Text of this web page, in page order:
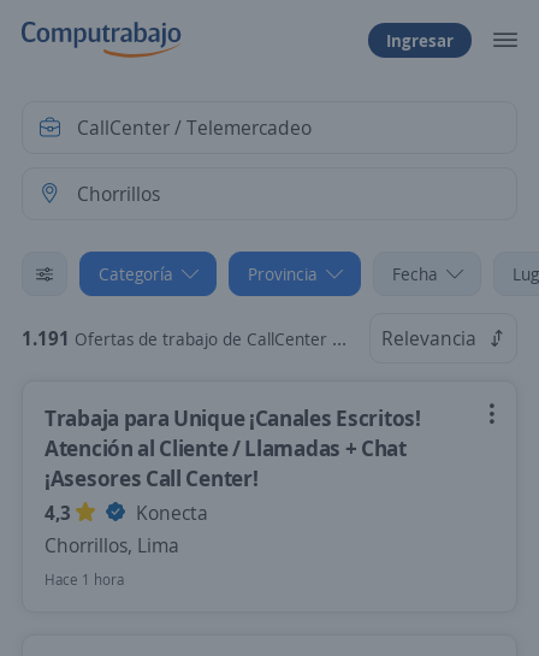
Ingresar
Categoría Provincia Fecha
1.191 Ofertas de trabajo de CallCenter / Telemercadeo en Chorrillos, Lima Relevancia
Trabaja para Unique ¡Canales Escritos!
Atención al Cliente / Llamadas + Chat
¡Asesores Call Center!
4,3
Konecta
Chorrillos, Lima
Hace 1 hora